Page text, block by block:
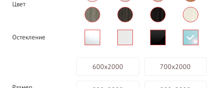
Цвет
Остекление
600х2000 700х2000